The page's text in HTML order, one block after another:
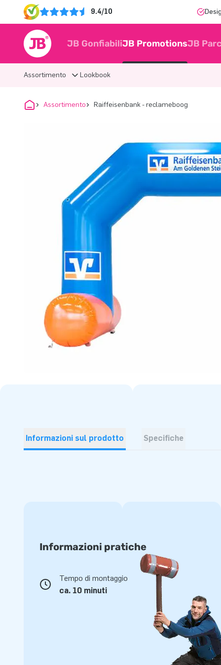
9.4/10
JB GonfiabiliJB PromotionsJB
Assortimento Lookbook
Assortimento Raiffeisenbank - reclameboog
Informazioni sul prodotto Specifiche
Informazioni pratiche
Tempo di montaggio
ca. 10 minuti